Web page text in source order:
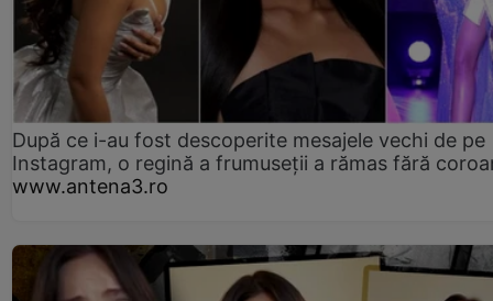
După ce i-au fost descoperite mesajele vechi de pe
Instagram, o regină a frumuseții a rămas fără
www.antena3.ro